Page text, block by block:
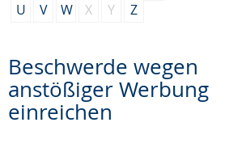
U
V W X Y Z
Beschwerde wegen
anstößiger Werbung
einreichen